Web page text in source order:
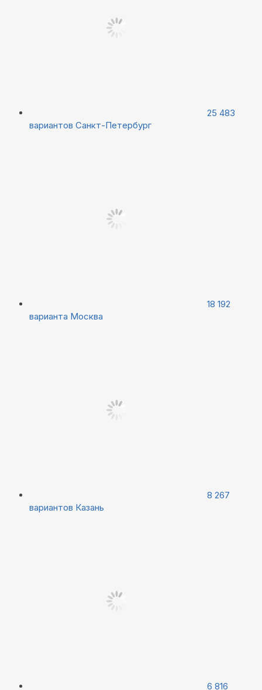
25 483
вариантов Санкт-Петербург
18 192
варианта Москва
8 267
вариантов Казань
6 816